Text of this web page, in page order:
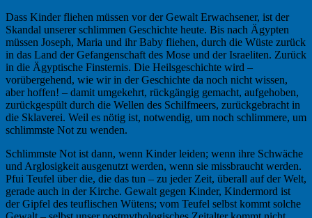
Dass Kinder fliehen müssen vor der Gewalt Erwachsener, ist der
Skandal unserer schlimmen Geschichte heute. Bis nach Ägypten
müssen Joseph, Maria und ihr Baby fliehen, durch die Wüste zurück
in das Land der Gefangenschaft des Mose und der Israeliten. Zurück
in die Ägyptische Finsternis. Die Heilsgeschichte wird –
vorübergehend, wie wir in der Geschichte da noch nicht wissen,
aber hoffen! – damit umgekehrt, rückgängig gemacht, aufgehoben,
zurückgespült durch die Wellen des Schilfmeers, zurückgebracht in
die Sklaverei. Weil es nötig ist, notwendig, um noch schlimmere, um
schlimmste Not zu wenden.
Schlimmste Not ist dann, wenn Kinder leiden; wenn ihre Schwäche
und Arglosigkeit ausgenutzt werden, wenn sie missbraucht werden.
Pfui Teufel über die, die das tun – zu jeder Zeit, überall auf der Welt,
gerade auch in der Kirche. Gewalt gegen Kinder, Kindermord ist
der Gipfel des teuflischen Wütens; vom Teufel selbst kommt solche